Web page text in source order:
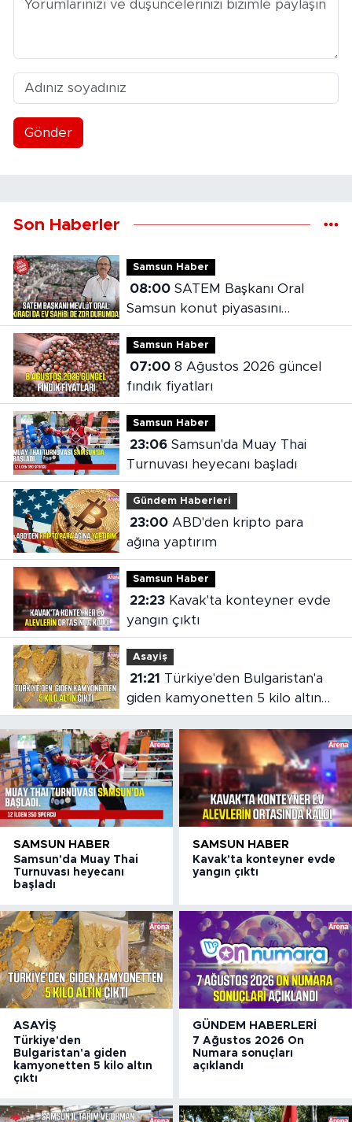
Gönder
Son Haberler
Samsun Haber
08:00SATEM Başkanı Oral
Samsun konut piyasasını
değerlendirdi
Samsun Haber
07:008 Ağustos 2026 güncel
fındık fiyatları
Samsun Haber
23:06Samsun'da Muay Thai
Turnuvası heyecanı başladı
Gündem Haberleri
23:00ABD'den kripto para
ağına yaptırım
Samsun Haber
22:23Kavak'ta konteyner evde
yangın çıktı
Asayiş
21:21
giden kamyonetten 5 kilo altın
çıktı
SAMSUN HABER
Samsun'da Muay Thai
Turnuvası heyecanı
başladı
SAMSUN HABER
Kavak'ta konteyner evde
yangın çıktı
ASAYIŞ
Türkiye'den
Bulgaristan'a giden
kamyonetten 5 kilo altın
çıktı
GÜNDEM HABERLERI
7 Ağustos 2026 On
Numara sonuçları
açıklandı